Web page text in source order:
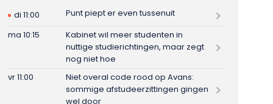
di 11:00
Punt piept er even tussenuit
ma 10:15
Kabinet wil meer studenten in
nuttige studierichtingen, maar zegt
nog niet hoe
vr 11:00
Niet overal code rood op Avans:
sommige afstudeerzittingen gingen
wel door